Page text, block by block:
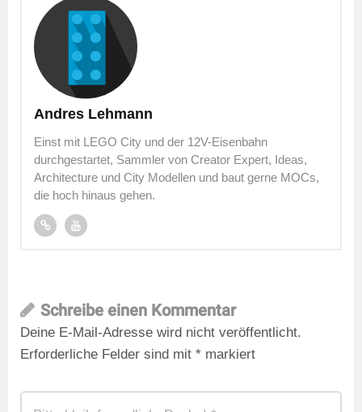
Andres Lehmann
Einst mit LEGO City und der 12V-Eisenbahn
durchgestartet, Sammler von Creator Expert, Ideas,
Architecture und City Modellen und baut gerne MOCs,
die hoch hinaus gehen.
Schreibe einen Kommentar
Deine E-Mail-Adresse wird nicht veröffentlicht.
Erforderliche Felder sind mit * markiert